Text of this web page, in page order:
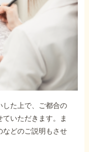
した上で、ご都合の
いただきます。ま
などのご説明もさせ